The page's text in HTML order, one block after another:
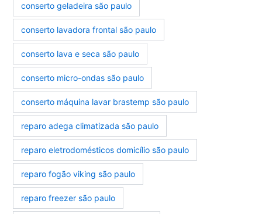
conserto geladeira são paulo
conserto lavadora frontal são paulo
conserto lava e seca são paulo
conserto micro-ondas são paulo
conserto máquina lavar brastemp são paulo
reparo adega climatizada são paulo
reparo eletrodomésticos domicílio são paulo
reparo fogão viking são paulo
reparo freezer são paulo